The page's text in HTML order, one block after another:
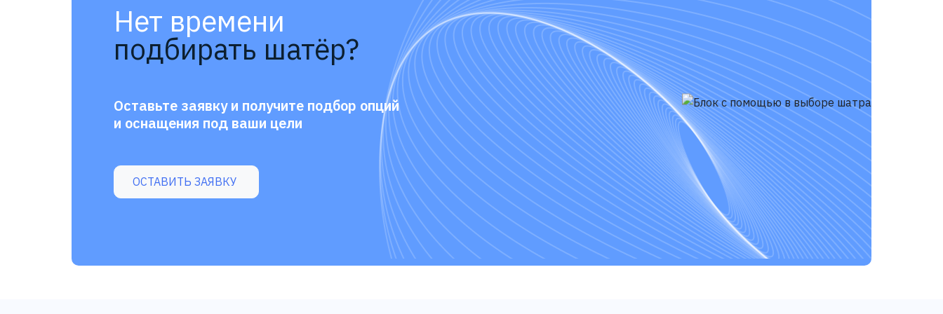
Нет времени
подбирать шатёр?
Оставьте заявку и получите подбор опций
и оснащения под ваши цели
ОСТАВИТЬ ЗАЯВКУ